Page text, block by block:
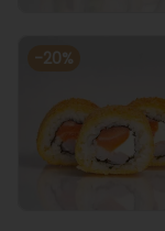
-20%